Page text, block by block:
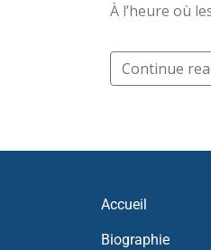
À l’heure où
Continue
Accueil
Biographie